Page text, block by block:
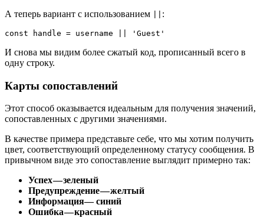
А теперь вариант с использованием :
const handle = username || 'Guest'
И снова мы видим более сжатый код, прописанный всего в
одну строку.
Карты сопоставлений
Этот способ оказывается идеальным для получения значений,
сопоставленных с другими значениями.
В качестве примера представьте себе, что мы хотим получить
цвет, соответствующий определенному статусу сообщения. В
привычном виде это сопоставление выглядит примерно так:
Успех — зеленый
Предупреждение — желтый
Информация— синий
Ошибка — красный